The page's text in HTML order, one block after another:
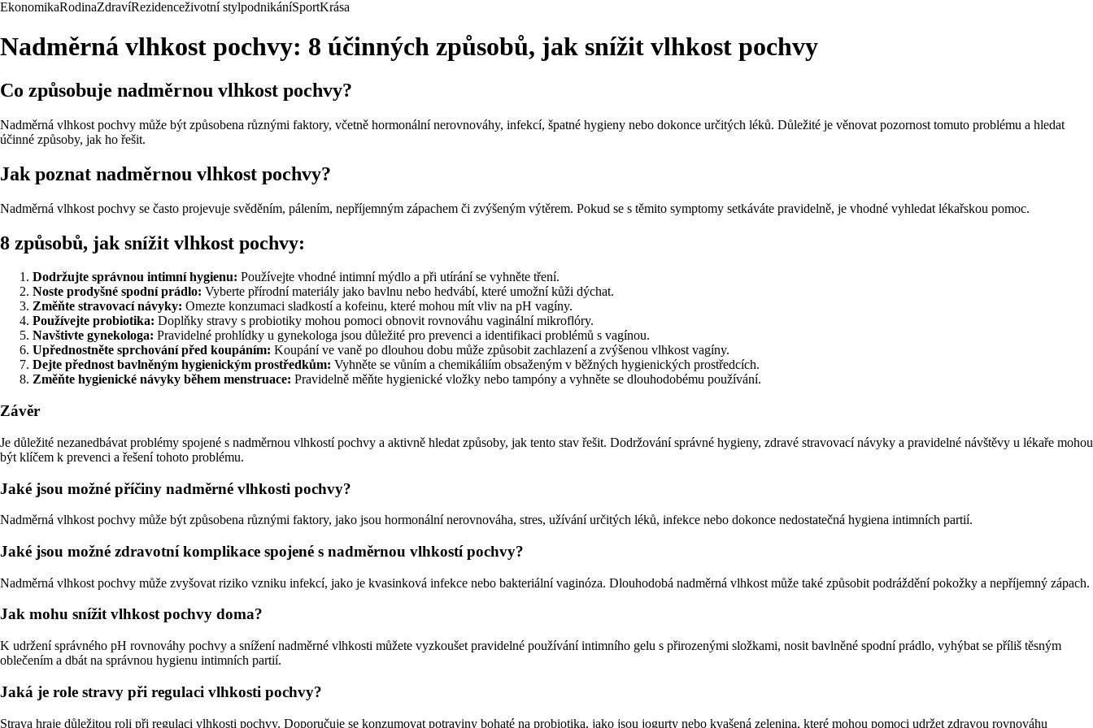
EkonomikaRodinaZdravíRezidenceživotní stylpodnikáníSportKrása
Nadměrná vlhkost pochvy: 8 účinných způsobů, jak snížit vlhkost pochvy
Co způsobuje nadměrnou vlhkost pochvy?
Nadměrná vlhkost pochvy může být způsobena různými faktory, včetně hormonální nerovnováhy, infekcí, špatné hygieny nebo dokonce určitých léků. Důležité je věnovat pozornost tomuto problému a hledat
účinné způsoby, jak ho řešit.
Jak poznat nadměrnou vlhkost pochvy?
Nadměrná vlhkost pochvy se často projevuje svěděním, pálením, nepříjemným zápachem či zvýšeným výtěrem. Pokud se s těmito symptomy setkáváte pravidelně, je vhodné vyhledat lékařskou pomoc.
8 způsobů, jak snížit vlhkost pochvy:
Dodržujte správnou intimní hygienu: Používejte vhodné intimní mýdlo a při utírání se vyhněte tření.
Noste prodyšné spodní prádlo: Vyberte přírodní materiály jako bavlnu nebo hedvábí, které umožní kůži dýchat.
Změňte stravovací návyky: Omezte konzumaci sladkostí a kofeinu, které mohou mít vliv na pH vagíny.
Používejte probiotika: Doplňky stravy s probiotiky mohou pomoci obnovit rovnováhu vaginální mikroflóry.
Navštivte gynekologa: Pravidelné prohlídky u gynekologa jsou důležité pro prevenci a identifikaci problémů s vagínou.
Upřednostněte sprchování před koupáním: Koupání ve vaně po dlouhou dobu může způsobit zachlazení a zvýšenou vlhkost vagíny.
Dejte přednost bavlněným hygienickým prostředkům: Vyhněte se vůním a chemikáliím obsaženým v běžných hygienických prostředcích.
Změňte hygienické návyky během menstruace: Pravidelně měňte hygienické vložky nebo tampóny a vyhněte se dlouhodobému používání.
Závěr
Je důležité nezanedbávat problémy spojené s nadměrnou vlhkostí pochvy a aktivně hledat způsoby, jak tento stav řešit. Dodržování správné hygieny, zdravé stravovací návyky a pravidelné návštěvy u lékaře mohou
být klíčem k prevenci a řešení tohoto problému.
Jaké jsou možné příčiny nadměrné vlhkosti pochvy?
Nadměrná vlhkost pochvy může být způsobena různými faktory, jako jsou hormonální nerovnováha, stres, užívání určitých léků, infekce nebo dokonce nedostatečná hygiena intimních partií.
Jaké jsou možné zdravotní komplikace spojené s nadměrnou vlhkostí pochvy?
Nadměrná vlhkost pochvy může zvyšovat riziko vzniku infekcí, jako je kvasinková infekce nebo bakteriální vaginóza. Dlouhodobá nadměrná vlhkost může také způsobit podráždění pokožky a nepříjemný zápach.
Jak mohu snížit vlhkost pochvy doma?
K udržení správného pH rovnováhy pochvy a snížení nadměrné vlhkosti můžete vyzkoušet pravidelné používání intimního gelu s přirozenými složkami, nosit bavlněné spodní prádlo, vyhýbat se příliš těsným
oblečením a dbát na správnou hygienu intimních partií.
Jaká je role stravy při regulaci vlhkosti pochvy?
Strava hraje důležitou roli při regulaci vlhkosti pochvy. Doporučuje se konzumovat potraviny bohaté na probiotika, jako jsou jogurty nebo kvašená zelenina, které mohou pomoci udržet zdravou rovnováhu